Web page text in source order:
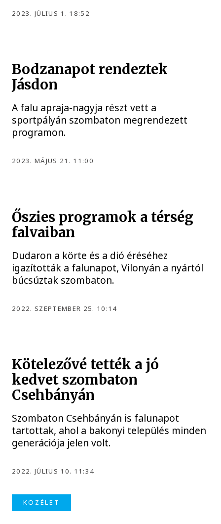
2023. JÚLIUS 1. 18:52
Bodzanapot rendeztek
Jásdon
A falu apraja-nagyja részt vett a
sportpályán szombaton megrendezett
programon.
2023. MÁJUS 21. 11:00
Őszies programok a térség
falvaiban
Dudaron a körte és a dió éréséhez
igazították a falunapot, Vilonyán a nyártól
búcsúztak szombaton.
2022. SZEPTEMBER 25. 10:14
Kötelezővé tették a jó
kedvet szombaton
Csehbányán
Szombaton Csehbányán is falunapot
tartottak, ahol a bakonyi település minden
generációja jelen volt.
2022. JÚLIUS 10. 11:34
KÖZÉLET